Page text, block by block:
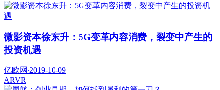
微影资本徐东升：5G变革内容消费，裂变中产生的
投资机遇
亿欧网 ·2019-10-09
ARVR